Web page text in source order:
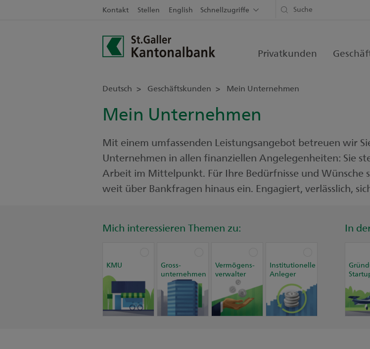
Kontakt Stellen English Schnellzugriffe
Privatkunden
Deutsch Geschäftskunden Mein Unternehmen
Mein Unternehmen
Mit einem umfassenden Leistungsangebot betreuen wir
Unternehmen in allen finanziellen Angelegenheiten: Sie
Arbeit im Mittelpunkt. Für Ihre Bedürfnisse und Wünsche
weit über Bankfragen hinaus ein. Engagiert, verlässlich,
Mich interessieren Themen zu:
KMU
Gross-
unternehmen
Vermögens-
verwalter
Institutionelle
Anleger
In